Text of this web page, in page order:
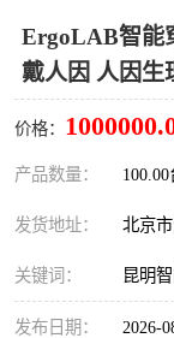
ErgoLAB智能
戴人因 人因生
价格：
产品数量： 100.00
发货地址： 北京
关键词： 昆明
发布日期： 2026-